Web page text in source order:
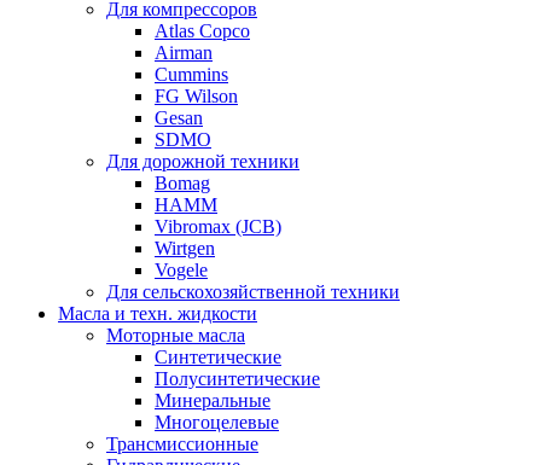
Для компрессоров
Atlas Copco
Airman
Cummins
FG Wilson
Gesan
SDMO
Для дорожной техники
Bomag
HAMM
Vibromax (JCB)
Wirtgen
Vogele
Для сельскохозяйственной техники
Масла и техн. жидкости
Моторные масла
Синтетические
Полусинтетические
Минеральные
Многоцелевые
Трансмиссионные